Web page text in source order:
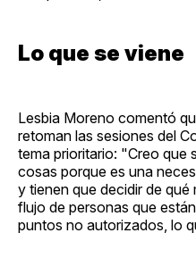
Lo que se viene
Lesbia Moreno comentó
retoman las sesiones del
tema prioritario: "Creo que
cosas porque es una
y tienen que decidir de
flujo de personas que
puntos no autorizados, lo